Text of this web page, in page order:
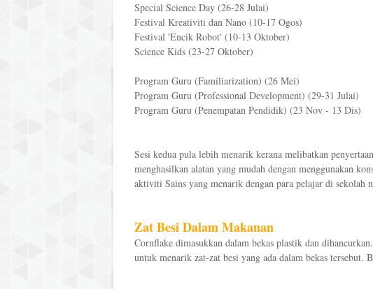
Special Science Day (26-28 Julai)
Festival Kreativiti dan Nano (10-17 Ogos)
Festival 'Encik Robot' (10-13 Oktober)
Science Kids (23-27 Oktober)
Program Guru (Familiarization) (26 Mei)
Program Guru (Professional Development) (29-31 Julai)
Program Guru (Penempatan Pendidik) (23 Nov - 13 Dis)
Sesi kedua pula lebih menarik kerana melibatkan
menghasilkan alatan yang mudah dengan menggunakan
aktiviti Sains yang menarik dengan para pelajar di sekolah
Zat Besi Dalam Makanan
Cornflake dimasukkan dalam bekas plastik dan
untuk menarik zat-zat besi yang ada dalam bekas